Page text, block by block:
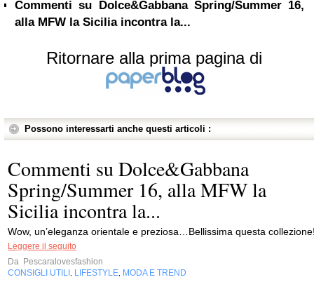
Commenti su Dolce&Gabbana Spring/Summer 16,
alla MFW la Sicilia incontra la...
Ritornare alla prima pagina di
Possono interessarti anche questi articoli :
Commenti su Dolce&Gabbana
Spring/Summer 16, alla MFW la
Sicilia incontra la...
Wow, un’eleganza orientale e preziosa…Bellissima questa
Leggere il seguito
Da Pescaralovesfashion
CONSIGLI UTILI
LIFESTYLE MODA E TREND